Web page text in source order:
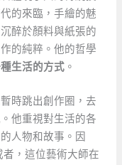
的來臨，手繪的魅
醉於顏料與紙張的
的純粹。他的哲學
生活的方式 。
時跳出創作圈，去
他重視對生活的各
人物和故事。因
者，這位藝術大師在